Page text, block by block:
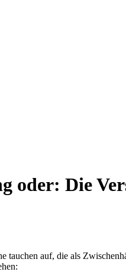
oder: Die
auf, die als